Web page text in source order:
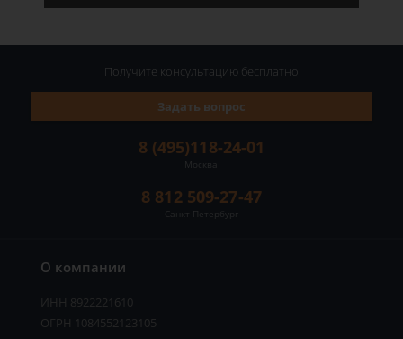
О компании
ИНН 8922221610
ОГРН 1084552123105
8 (495)118-24-01
Москва
8 812 509-27-47
Санкт-Петербург
Задать вопрос
Получите консультацию бесплатно